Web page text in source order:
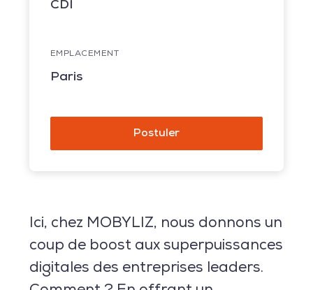
CDI
EMPLACEMENT
Paris
Postuler
Ici, chez MOBYLIZ, nous donnons un
coup de boost aux superpuissances
digitales des entreprises leaders.